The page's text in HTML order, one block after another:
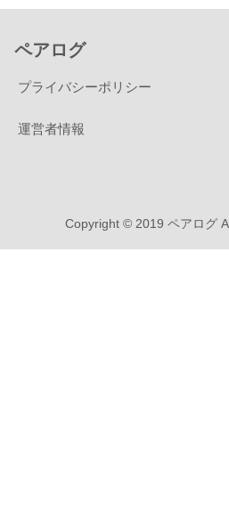
ペアログ
プライバシーポリシー
運営者情報
Copyright © 2019 ペアログ